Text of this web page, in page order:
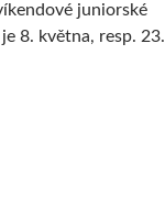
juniorské
8. května, resp. 23.